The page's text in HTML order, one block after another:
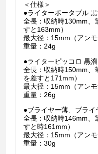
＜仕様＞
●ライターポータブル
全長：収納時130mm、
すと163mm）
最大径：15mm（アン
重量：24g
●ライターピッコロ 黒
全長：収納時150mm、
を差すと171mm）
最大径：15mm（アン
重量：26g
●ブライヤー薄、ブライ
全長：収納時146mm、
すと時161mm）
最大径：15mm（アン
重量：30g